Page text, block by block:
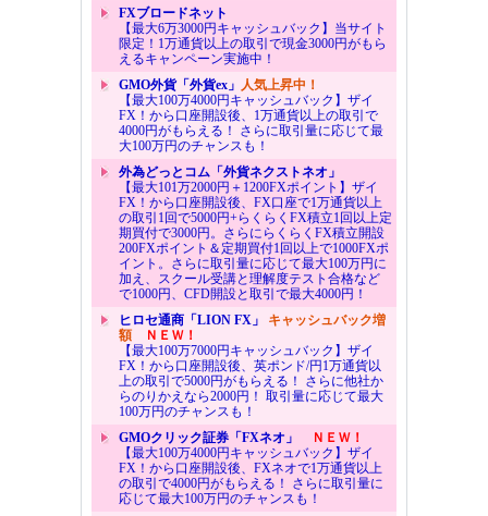
FXブロードネット
【最大6万3000円キャッシュバック】当サイト
限定！1万通貨以上の取引で現金3000円がもら
えるキャンペーン実施中！
GMO外貨「外貨ex」 人気上昇中！
【最大100万4000円キャッシュバック】ザイ
FX！から口座開設後、1万通貨以上の取引で
4000円がもらえる！ さらに取引量に応じて最
大100万円のチャンスも！
外為どっとコム「外貨ネクストネオ」
【最大101万2000円＋1200FXポイント】ザイ
FX！から口座開設後、FX口座で1万通貨以上
の取引1回で5000円+らくらくFX積立1回以上定
期買付で3000円。さらにらくらくFX積立開設
200FXポイント＆定期買付1回以上で1000FXポ
イント。さらに取引量に応じて最大100万円に
加え、スクール受講と理解度テスト合格など
で1000円、CFD開設と取引で最大4000円！
ヒロセ通商「LION FX」 キャッシュバック増
額ＮＥＷ！
【最大100万7000円キャッシュバック】ザイ
FX！から口座開設後、英ポンド/円1万通貨以
上の取引で5000円がもらえる！ さらに他社か
らのりかえなら2000円！ 取引量に応じて最大
100万円のチャンスも！
GMOクリック証券「FXネオ」
ＮＥＷ！
【最大100万4000円キャッシュバック】ザイ
FX！から口座開設後、FXネオで1万通貨以上
の取引で4000円がもらえる！ さらに取引量に
応じて最大100万円のチャンスも！